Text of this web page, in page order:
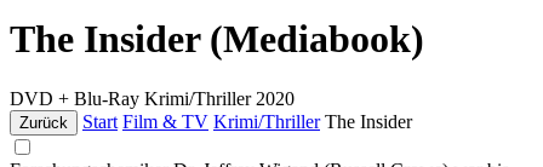
The Insider (Mediabook)
DVD + Blu-Ray Krimi/Thriller 2020
Zurück Start Film & TV Krimi/Thriller The Insider